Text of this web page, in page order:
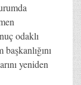
odaklı
yeniden